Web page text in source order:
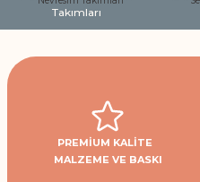
Takımları
PREMİUM KALİTE
MALZEME VE BASKI